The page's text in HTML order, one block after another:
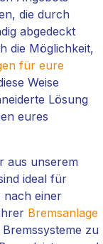
die durch
abgedeckt
die Möglichkeit,
für eure
Weise
Lösung
eures
aus unserem
ideal für
nach einer
Bremsanlage
zu